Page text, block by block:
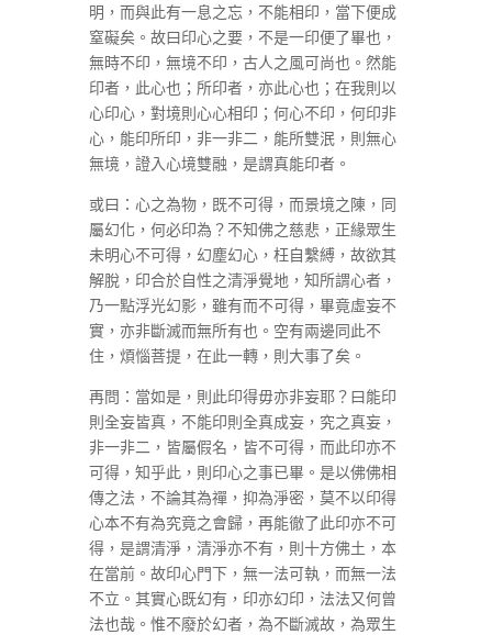
明，而與此有一息之忘，不能相印，當下便成
窒礙矣。故曰印心之要，不是一印便了畢也，
無時不印，無境不印，古人之風可尚也。然能
印者，此心也；所印者，亦此心也；在我則以
心印心，對境則心心相印；何心不印，何印非
心，能印所印，非一非二，能所雙泯，則無心
無境，證入心境雙融，是謂真能印者。
或曰：心之為物，既不可得，而景境之陳，同
屬幻化，何必印為？不知佛之慈悲，正緣眾生
未明心不可得，幻塵幻心，枉自繫縛，故欲其
解脫，印合於自性之清淨覺地，知所謂心者，
乃一點浮光幻影，雖有而不可得，畢竟虛妄不
實，亦非斷滅而無所有也。空有兩邊同此不
住，煩惱菩提，在此一轉，則大事了矣。
再問：當如是，則此印得毋亦非妄耶？曰能印
則全妄皆真，不能印則全真成妄，究之真妄，
非一非二，皆屬假名，皆不可得，而此印亦不
可得，知乎此，則印心之事已畢。是以佛佛相
傳之法，不論其為禪，抑為淨密，莫不以印得
心本不有為究竟之會歸，再能徹了此印亦不可
得，是謂清淨，清淨亦不有，則十方佛土，本
在當前。故印心門下，無一法可執，而無一法
不立。其實心既幻有，印亦幻印，法法又何曾
法也哉。惟不廢於幻者，為不斷滅故，為眾生